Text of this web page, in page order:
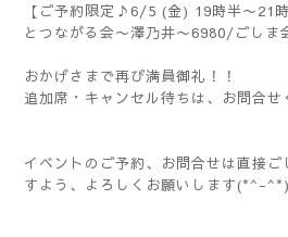
【ご予約限定♪6/5 (金) 19時半〜21
とつながる会〜澤乃井〜6980/ごしま
おかげさまで再び満員御礼！！
追加席・キャンセル待ちは、お
イベントのご予約、お問合せは直接
すよう、よろしくお願いします(*^-